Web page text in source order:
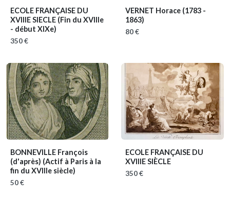
ECOLE FRANÇAISE DU
XVIIIE SIECLE (Fin du XVIIIe
- début XIXe)
350 €
VERNET Horace (1783 -
1863)
80 €
BONNEVILLE François
(d'après) (Actif à Paris à la
fin du XVIIIe siècle)
50 €
ECOLE FRANÇAISE DU
XVIIIE SIÈCLE
350 €